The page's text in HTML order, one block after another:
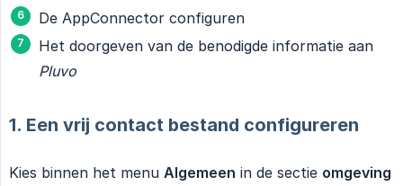
De AppConnector configuren
Het doorgeven van de benodigde informatie aan
Pluvo
1. Een vrij contact bestand configureren
Kies binnen het menu Algemeen in de sectie omgeving